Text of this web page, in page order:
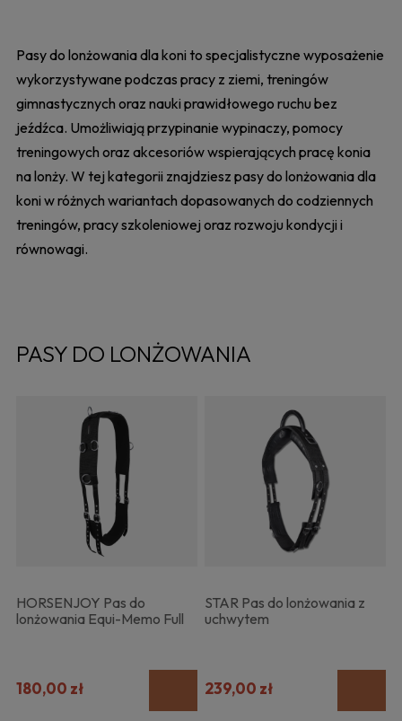
Pasy do lonżowania dla koni to specjalistyczne wyposażenie
wykorzystywane podczas pracy z ziemi, treningów
gimnastycznych oraz nauki prawidłowego ruchu bez
jeźdźca. Umożliwiają przypinanie wypinaczy, pomocy
treningowych oraz akcesoriów wspierających pracę konia
na lonży. W tej kategorii znajdziesz pasy do lonżowania dla
koni w różnych wariantach dopasowanych do codziennych
treningów, pracy szkoleniowej oraz rozwoju kondycji i
równowagi.
PASY DO LONŻOWANIA
HORSENJOY Pas do
lonżowania Equi-Memo Full
180,00 zł
STAR Pas do lonżowania z
uchwytem
239,00 zł